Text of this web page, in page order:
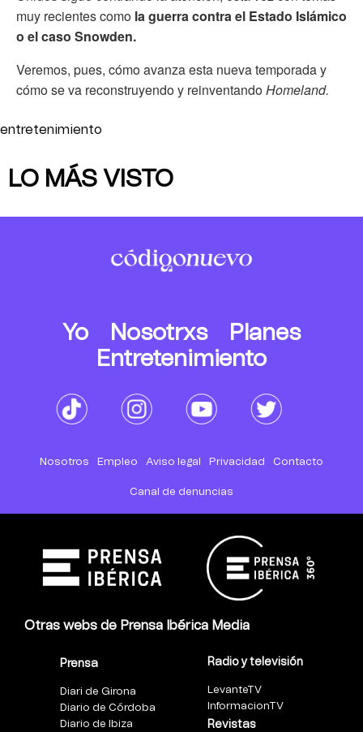
muy recientes como la guerra contra el Estado Islámico
o el caso Snowden.
Veremos, pues, cómo avanza esta nueva temporada y
cómo se va reconstruyendo y reinventandoHomeland.
entretenimiento
LO MÁS VISTO
Yo Nosotrxs
Planes
Entretenimiento
Nosotros Empleo Aviso legal Privacidad Contacto
Canal de denuncias
Otras webs de Prensa Ibérica Media
Prensa
Diari de Girona
Diario de Córdoba
Diario de Ibiza
Radio y televisión
LevanteTV
InformacionTV
Revistas